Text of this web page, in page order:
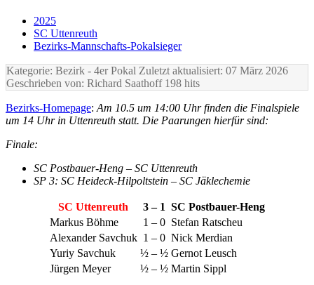
2025
SC Uttenreuth
Bezirks-Mannschafts-Pokalsieger
Kategorie: Bezirk - 4er Pokal Zuletzt aktualisiert: 07 März 2026
Geschrieben von: Richard Saathoff198 hits
Bezirks-Homepage: Am 10.5 um 14:00 Uhr finden die Finalspiele
um 14 Uhr in Uttenreuth statt. Die Paarungen hierfür sind:
Finale:
SC Postbauer-Heng – SC Uttenreuth
SP 3: SC Heideck-Hilpoltstein – SC Jäklechemie
SC Uttenreuth 3 – 1 SC Postbauer-Heng
Markus Böhme
1 – 0 Stefan Ratscheu
Alexander Savchuk 1 – 0 Nick Merdian
Yuriy Savchuk
½ – ½ Gernot Leusch
Jürgen Meyer
½ – ½ Martin Sippl